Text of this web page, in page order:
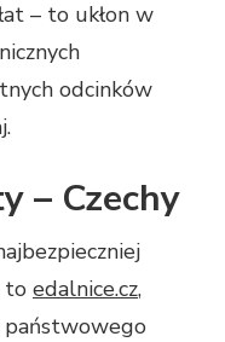
– to ukłon w
odcinków
.
– Czechy
to edalnice.cz,
państwowego